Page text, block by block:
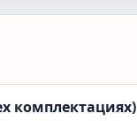
комплектациях)